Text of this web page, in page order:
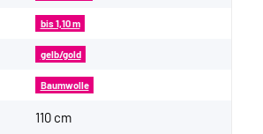
bis 1,10 m
gelb/gold
Baumwolle
110 cm